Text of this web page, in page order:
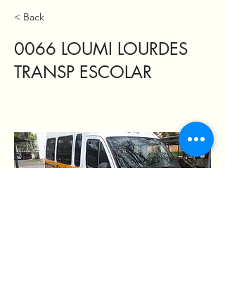
< Back
0066 LOUMI LOURDES
TRANSP ESCOLAR